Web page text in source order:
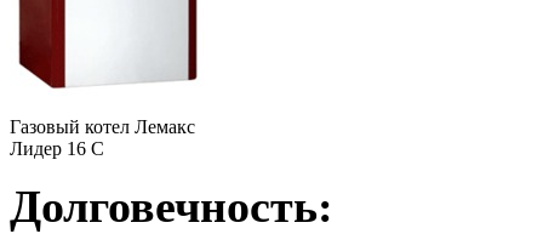
Газовый котел Лемакс
Лидер 16 С
Долговечность: